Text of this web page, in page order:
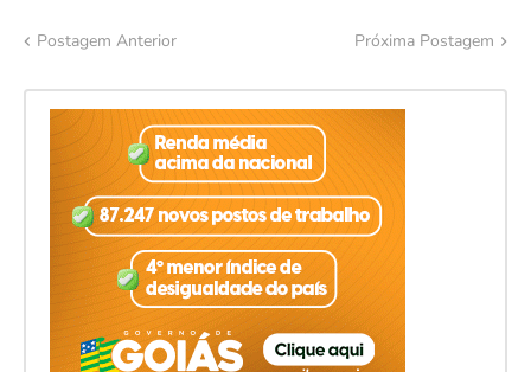
Postagem Anterior Próxima Postagem